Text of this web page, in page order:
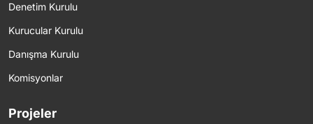
Denetim Kurulu
Kurucular Kurulu
Danışma Kurulu
Komisyonlar
Projeler